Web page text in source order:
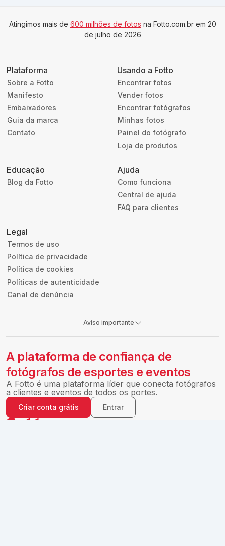
Atingimos mais de 600 milhões de fotos na Fotto.com.br em 20
de julho de 2026
Plataforma
Sobre a Fotto
Manifesto
Embaixadores
Guia da marca
Contato
Usando a Fotto
Encontrar fotos
Vender fotos
Encontrar fotógrafos
Minhas fotos
Painel do fotógrafo
Loja de produtos
Educação
Blog da Fotto
Ajuda
Como funciona
Central de ajuda
FAQ para clientes
Legal
Termos de uso
Política de privacidade
Política de cookies
Políticas de autenticidade
Canal de denúncia
Aviso importante
A plataforma de confiança de
fotógrafos de esportes e eventos
A Fotto é uma plataforma líder que conecta fotógrafos
a clientes e eventos de todos os portes.
Criar conta grátis Entrar